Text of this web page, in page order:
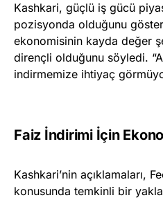
Kashkari, güçlü iş gücü
pozisyonda olduğunu
ekonomisinin kayda değer
dirençli olduğunu söyledi.
indirmemize ihtiyaç
Faiz İndirimi İçin
Kashkari’nin açıklamaları,
konusunda temkinli bir